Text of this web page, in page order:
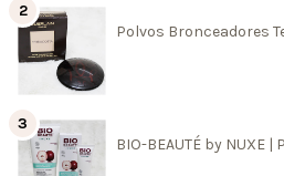
Polvos Bronceadores
BIO-BEAUTÉ by NUXE |